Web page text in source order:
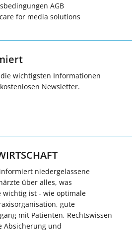
AGB
for media solutions
wichtigsten Informationen
Newsletter.
informiert niedergelassene
über alles, was
ist - wie optimale
gute
mit Patienten, Rechtswissen
Absicherung und